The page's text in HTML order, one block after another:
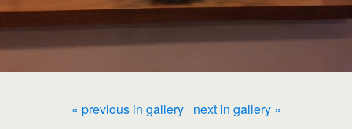
« previous in gallery next in gallery »